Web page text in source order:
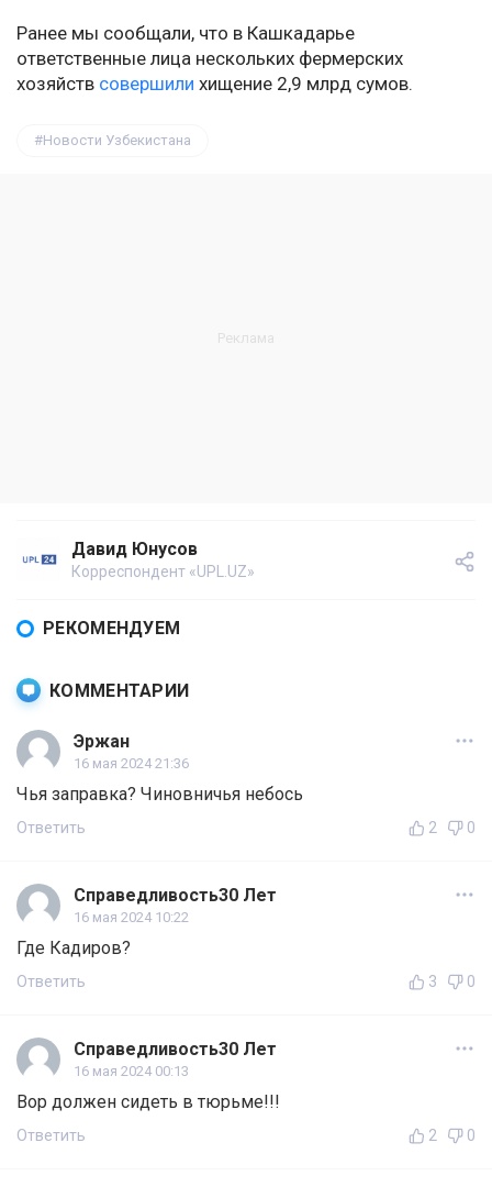
Ранее мы сообщали, что в Кашкадарье
ответственные лица нескольких фермерских
хозяйств совершили хищение 2,9 млрд сумов.
Новости Узбекистана
Давид Юнусов
Корреспондент «UPL.UZ»
РЕКОМЕНДУЕМ
КОММЕНТАРИИ
Эржан
16 мая 2024 21:36
Чья заправка? Чиновничья небось
Ответить 2 0
Справедливость30 Лет
16 мая 2024 10:22
Где Кадиров?
Ответить 3 0
Справедливость30 Лет
16 мая 2024 00:13
Вор должен сидеть в тюрьме!!!
Ответить 2 0